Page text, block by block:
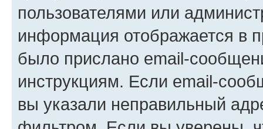
пользователями или
информация отображается в
было прислано email-
инструкциям. Если email-
вы указали неправильный